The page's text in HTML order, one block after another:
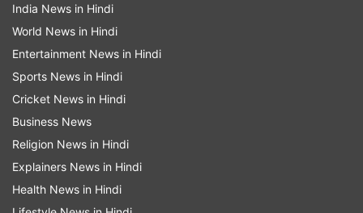
अधिकारी को फटकार लगाई और दो अन्य का तबादला कर
दिया। उसी साल बाद में, इजरायल ने उस इकाई को वेस्ट बैंक
India News in Hindi
World News in Hindi
Entertainment News in Hindi
Sports News in Hindi
Cricket News in Hindi
Business News
Religion News in Hindi
Explainers News in Hindi
Health News in Hindi